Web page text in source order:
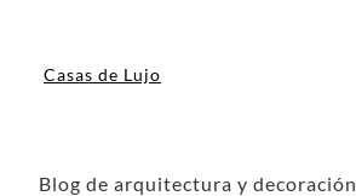
Casas de Lujo
Blog de arquitectura y decoración